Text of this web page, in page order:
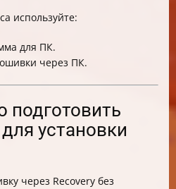
используйте:
для ПК.
через ПК.
подготовить
установки
через Recovery без